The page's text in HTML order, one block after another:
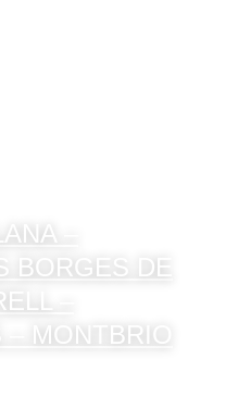
–
BORGES DE
–
MONTBRIO